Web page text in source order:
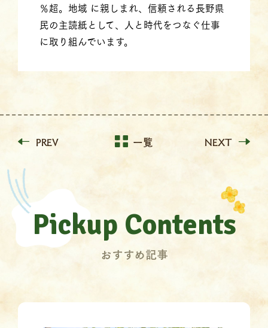
％超。地域 に親しまれ、信頼される長野県
民の主読紙として、人と時代をつなぐ仕事
に取り組んでいます。
PREV NEXT
一覧
Pickup Contents
おすすめ記事